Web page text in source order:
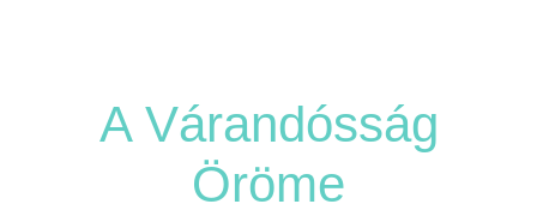
A Várandósság
Öröme